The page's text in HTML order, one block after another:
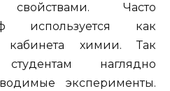
свойствами. Часто
используется как
кабинета химии. Так
наглядно
эксперименты.